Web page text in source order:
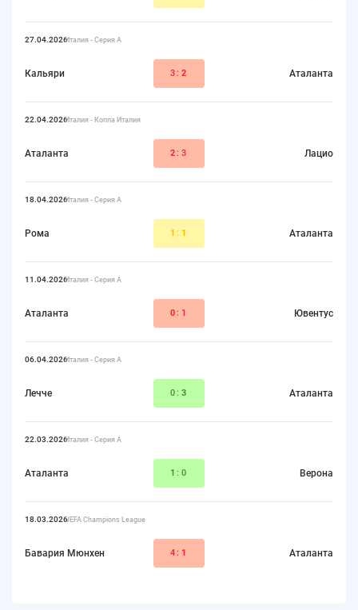
27.04.2026Италия - Серия А
Кальяри 3: 2 Аталанта
22.04.2026Италия - Коппа Италия
Аталанта 2:3 Лацио
18.04.2026Италия - Серия А
Рома 1: 1 Аталанта
11.04.2026Италия - Серия А
Аталанта 0:1 Ювентус
06.04.2026Италия - Серия А
Лечче 0: 3 Аталанта
22.03.2026Италия - Серия А
Аталанта 1:0 Верона
18.03.2026UEFA Champions League
Бавария Мюнхен 4: 1 Аталанта